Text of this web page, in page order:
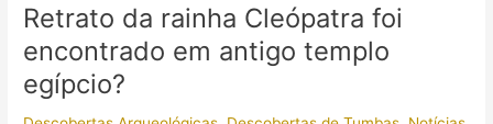
abrem
o
ano
com
Retrato da rainha Cleópatra foi
encontrado em antigo templo
egípcio?